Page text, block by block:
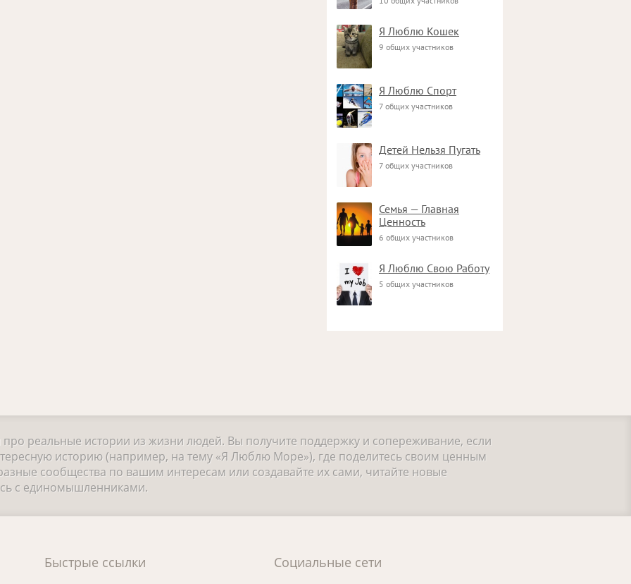
Я Люблю Кошек
9 общих участников
Я Люблю Спорт
7 общих участников
Детей Нельзя Пугать
7 общих участников
Семья — Главная
Ценность
6 общих участников
Я Люблю Свою Работу
5 общих участников
про реальные истории из жизни людей. Вы получите поддержку и сопереживание, если
историю (например, на тему «Я Люблю Море»), где поделитесь своим ценным
сообщества по вашим интересам или создавайте их сами, читайте новые
с единомышленниками.
Быстрые ссылки Социальные сети